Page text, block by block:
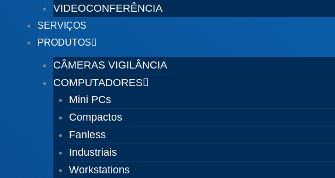
VIDEOCONFERÊNCIA
SERVIÇOS
PRODUTOS
CÂMERAS VIGILÂNCIA
COMPUTADORES
Mini PCs
Compactos
Fanless
Industriais
Workstations